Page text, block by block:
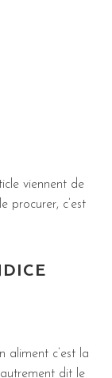
viennent de
procurer, c’est
aliment c’est la
dit le